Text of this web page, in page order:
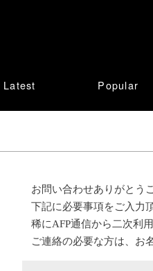
Latest Popular
お問い合わせありがとう
下記に必要事項をご入力
稀にAFP通信から二次利
ご連絡の必要な方は、お